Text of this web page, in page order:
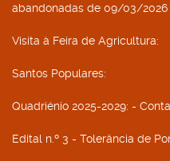
abandonadas de 09/03/2026
Visita à Feira de Agricultura:
Santos Populares:
Quadriénio 2025-2029: -
Edital n.º 3 - Tolerância de